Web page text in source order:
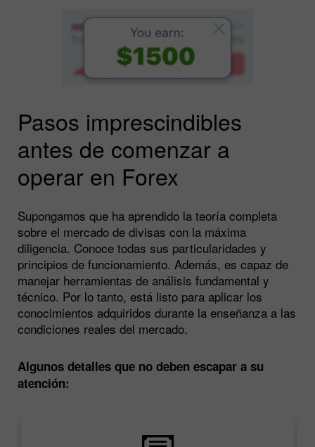
Pasos imprescindibles
antes de comenzar a
operar en Forex
Supongamos que ha aprendido la teoría completa
sobre el mercado de divisas con la máxima
diligencia. Conoce todas sus particularidades y
principios de funcionamiento. Además, es capaz de
manejar herramientas de análisis fundamental y
técnico. Por lo tanto, está listo para aplicar los
conocimientos adquiridos durante la enseñanza a las
condiciones reales del mercado.
Algunos detalles que no deben escapar a su
atención: